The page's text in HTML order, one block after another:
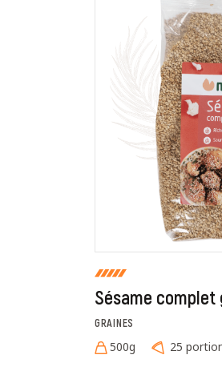
En cochant
commentaire
Sésame complet
GRAINES
500g 25